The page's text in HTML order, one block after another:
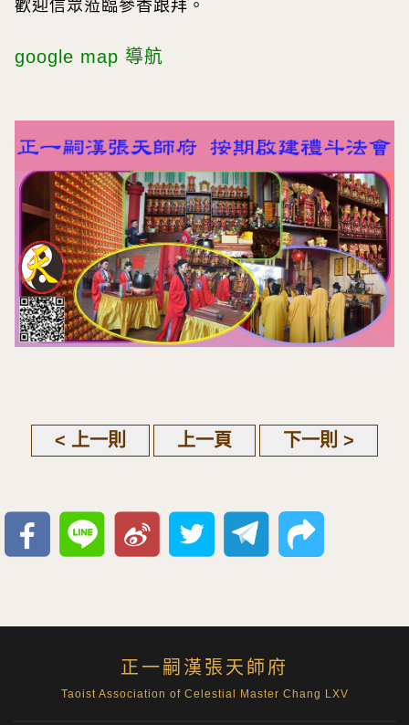
歡迎信眾蒞臨參香跟拜。
google map 導航
< 上一則 上一頁 下一則 >
正一嗣漢張天師府
Taoist Association of Celestial Master Chang LXV